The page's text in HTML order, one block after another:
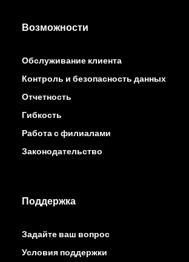
Возможности
Обслуживание клиента
Контроль и безопасность данных
Отчетность
Гибкость
Работа с филиалами
Законодательство
Поддержка
Задайте ваш вопрос
Условия поддержки